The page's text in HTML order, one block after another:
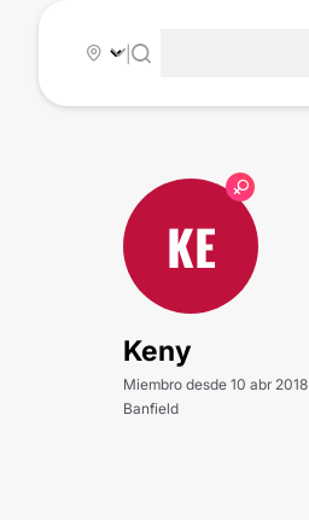
|
KE
Keny
Miembro desde 10 abr 2018
Banfield